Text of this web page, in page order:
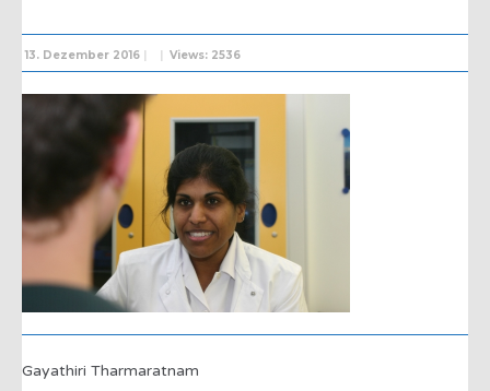
13. Dezember 2016 | | Views: 2536
Gayathiri Tharmaratnam